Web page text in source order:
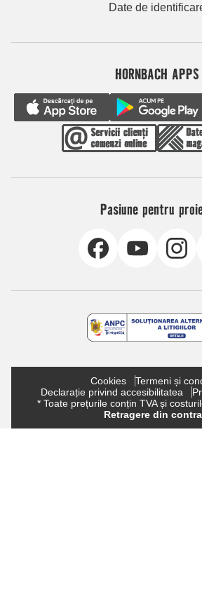
Date de
HORNBACH APPS
Pasiune pentru
Cookies
Termeni și
Declarație privind accesibilitatea
* Toate prețurile conțin TVA și
Retragere din